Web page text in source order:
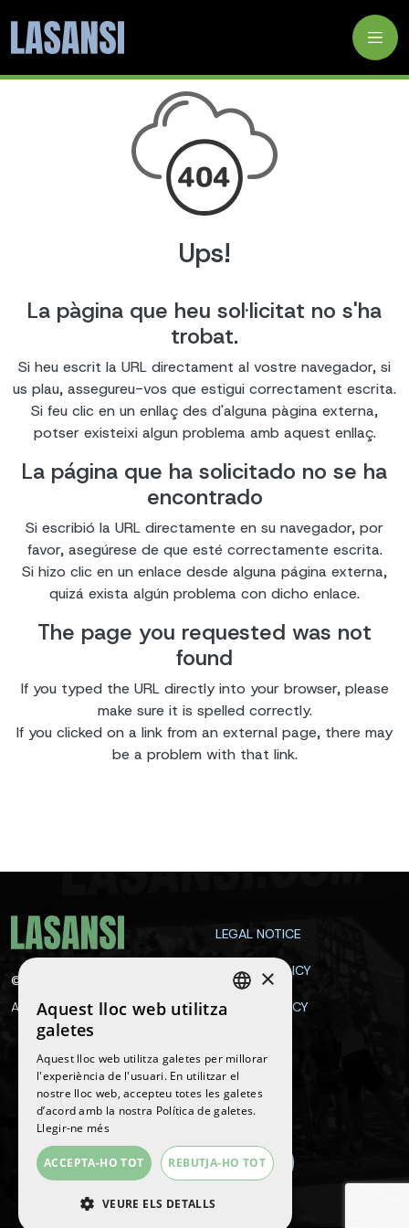
Ups!
La pàgina que heu sol·licitat no s'ha
trobat.
Si heu escrit la URL directament al vostre navegador, si
us plau, assegureu-vos que estigui correctament escrita.
Si feu clic en un enllaç des d'alguna pàgina externa,
potser existeixi algun problema amb aquest enllaç.
La página que ha solicitado no se ha
encontrado
Si escribió la URL directamente en su navegador, por
favor, asegúrese de que esté correctamente escrita.
Si hizo clic en un enlace desde alguna página externa,
quizá exista algún problema con dicho enlace.
The page you requested was not
found
If you typed the URL directly into your browser, please
make sure it is spelled correctly.
If you clicked on a link from an external page, there may
be a problem with that link.
©
All rights reserved
LEGAL NOTICE
PRIVACY POLICY
COOKIE POLICY
Follow us
CATALAN
×
Aquest lloc web utilitza
galetes
Aquest lloc web utilitza galetes per millorar
l'experiència de l'usuari. En utilitzar el
nostre lloc web, accepteu totes les galetes
d’acord amb la nostra Política de galetes.
Llegir-ne més
ACCEPTA-HO TOT REBUTJA-HO TOT
VEURE ELS DETALLS